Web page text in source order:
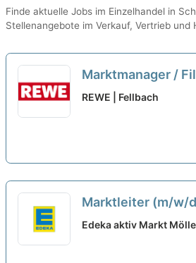
Finde aktuelle Jobs im Einzelhandel in
Stellenangebote im Verkauf, Vertrieb und
Marktmanager /
neu
REWE | Fellbach
Marktleiter (m/w/
Edeka aktiv Markt